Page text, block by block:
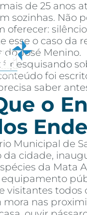
de 25 anos
sozinhas. Não
oferecer:
esse o caso da
José Menino.
pesquisando
foi
saber
o
Municipal de
cidade,
da Mata
visitantes todos
mora nas